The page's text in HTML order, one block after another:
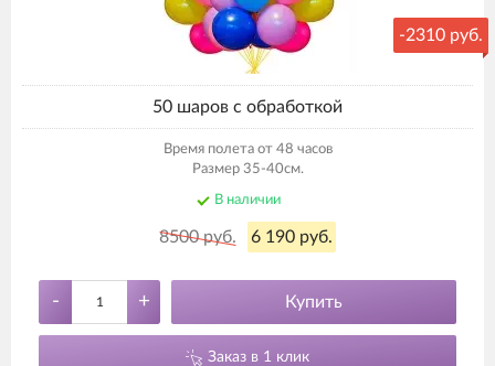
-2310 руб.
50 шаров с обработкой
Время полета от 48 часов
Размер 35-40см.
В наличии
8500 руб. 6 190 руб.
- + Купить
Заказ в 1 клик